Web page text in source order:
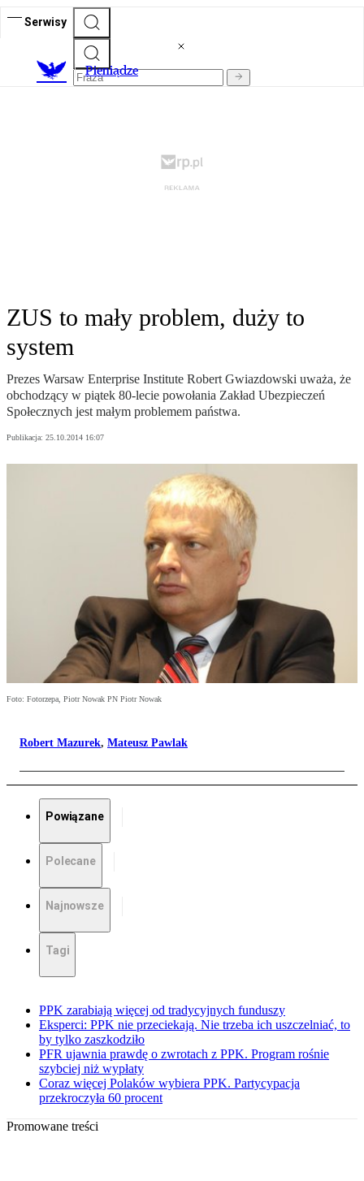
Serwisy
Pieniądze
ZUS to mały problem, duży to
system
Prezes Warsaw Enterprise Institute Robert Gwiazdowski uważa, że
obchodzący w piątek 80-lecie powołania Zakład Ubezpieczeń
Społecznych jest małym problemem państwa.
Publikacja: 25.10.2014 16:07
Foto: Fotorzepa, Piotr Nowak PN Piotr Nowak
Robert Mazurek, Mateusz Pawlak
Powiązane
Polecane
Najnowsze
Tagi
PPK zarabiają więcej od tradycyjnych funduszy
Eksperci: PPK nie przeciekają. Nie trzeba ich uszczelniać, to
by tylko zaszkodziło
PFR ujawnia prawdę o zwrotach z PPK. Program rośnie
szybciej niż wypłaty
Coraz więcej Polaków wybiera PPK. Partycypacja
przekroczyła 60 procent
Promowane treści